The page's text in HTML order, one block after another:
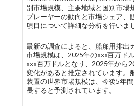
別市場規模、主要地域と国別市場
プレーヤーの動向と市場シェア、
項目について詳細な分析を行いま
最新の調査によると、船舶用排出
市場規模は、2025年のxxx百万ド
xxx百万ドルとなり、2025年から
変化があると推定されています。
装置の世界市場規模は、今後5年
長すると予測されています。